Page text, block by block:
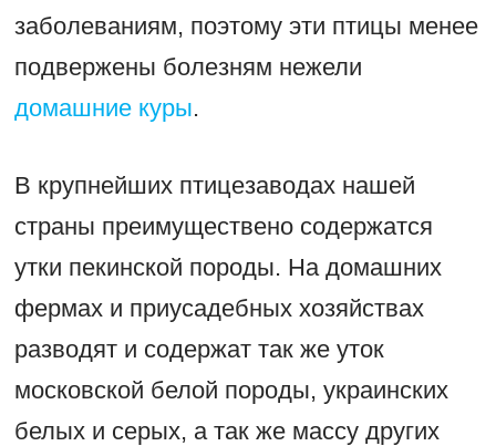
заболеваниям, поэтому эти птицы менее
подвержены болезням нежели
домашние куры.
В крупнейших птицезаводах нашей
страны преимуществено содержатся
утки пекинской породы. На домашних
фермах и приусадебных хозяйствах
разводят и содержат так же уток
московской белой породы, украинских
белых и серых, а так же массу других